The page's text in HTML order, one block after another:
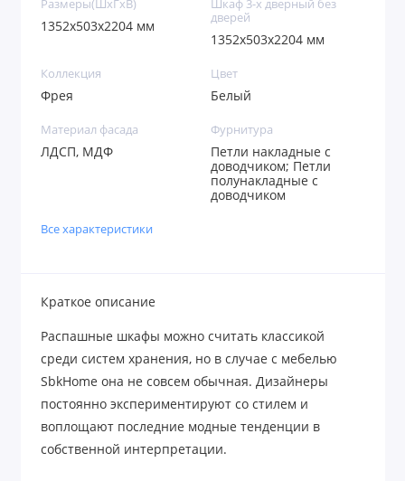
Размеры(ШxГxВ)
1352х503х2204 мм
Шкаф 3-х дверный без
дверей
1352х503х2204 мм
Коллекция
Фрея
Цвет
Белый
Материал фасада
ЛДСП, МДФ
Фурнитура
Петли накладные с
доводчиком; Петли
полунакладные с
доводчиком
Все характеристики
Краткое описание
Распашные шкафы можно считать классикой
среди систем хранения, но в случае с мебелью
SbkHome она не совсем обычная. Дизайнеры
постоянно экспериментируют со стилем и
воплощают последние модные тенденции в
собственной интерпретации.